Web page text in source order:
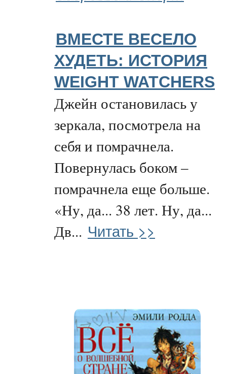
ВМЕСТЕ ВЕСЕЛО
ХУДЕТЬ: ИСТОРИЯ
WEIGHT WATCHERS
Джейн остановилась у
зеркала, посмотрела на
себя и помрачнела.
Повернулась боком –
помрачнела еще больше.
«Ну, да... 38 лет. Ну, да...
Дв... Читать >>